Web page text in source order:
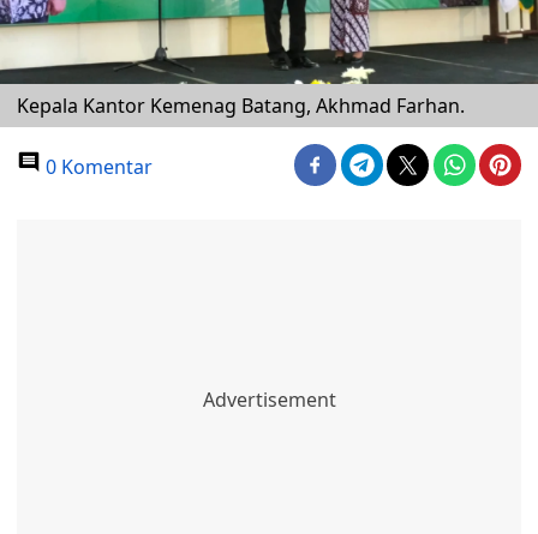
Kepala Kantor Kemenag Batang, Akhmad Farhan.
0 Komentar